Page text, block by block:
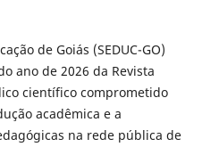
de Goiás (SEDUC-GO)
ano de 2026 da Revista
científico comprometido
acadêmica e a
na rede pública de